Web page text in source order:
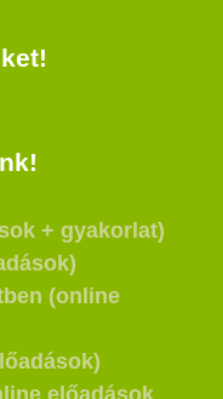
+ gyakorlat)
(online